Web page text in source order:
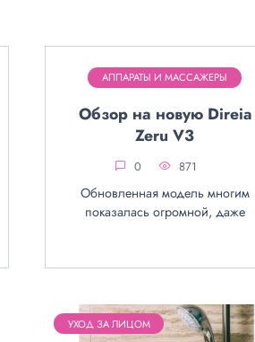
АППАРАТЫ И МАССАЖЕРЫ
Обзор на новую Direia
Zeru V3
0 871
Обновленная модель многим
показалась огромной, даже
УХОД ЗА ЛИЦОМ